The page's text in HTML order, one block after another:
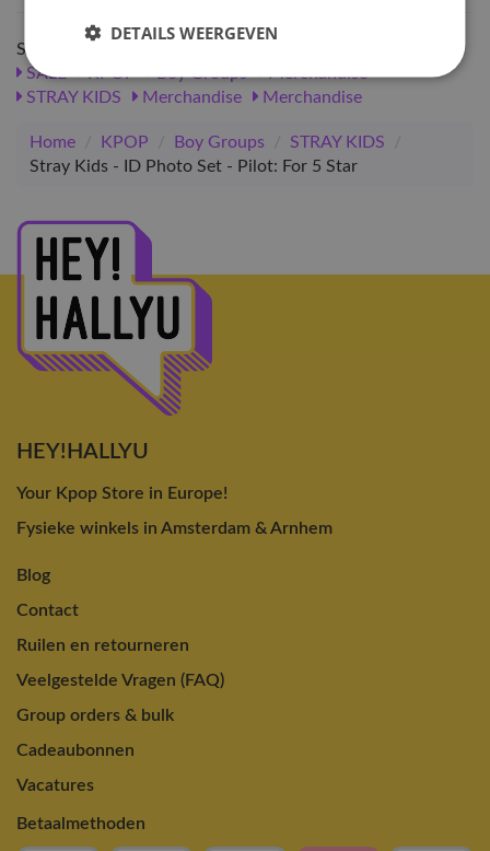
Shop meer
SALE
KPOP Boy Groups
Merchandise
STRAY KIDS
Merchandise Merchandise
Home / KPOP / Boy Groups / STRAY KIDS
/
Stray Kids - ID Photo Set - Pilot: For 5 Star
HEY!HALLYU
Your Kpop Store in Europe!
Fysieke winkels in Amsterdam & Arnhem
Blog
Contact
Ruilen en retourneren
Veelgestelde Vragen (FAQ)
Group orders & bulk
Cadeaubonnen
Vacatures
Betaalmethoden
DETAILS WEERGEVEN